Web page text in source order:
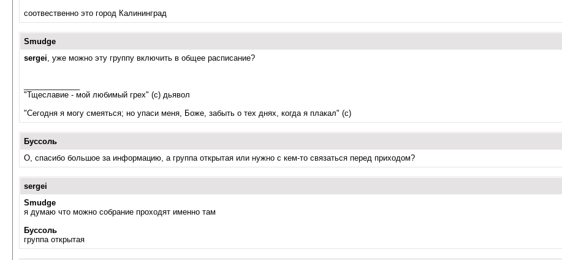
соотвественно это город Калининград
Smudge
sergei, уже можно эту группу включить в общее расписание?
"Тщеславие - мой любимый грех" (с) дьявол
"Сегодня я могу смеяться; но упаси меня, Боже, забыть о тех днях, когда я плакал" (с)
Буссоль
О, спасибо большое за информацию, а группа открытая или нужно с кем-то связаться перед приходом?
sergei
Smudge
я думаю что можно собрание проходят именно там
Буссоль
группа открытая